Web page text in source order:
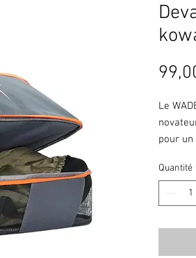
Le
pour un
grande
à une
Quantité